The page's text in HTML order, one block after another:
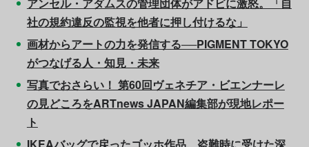
アンセル・アダムスの管理団体がアドビに激怒。「自
社の規約違反の監視を他者に押し付けるな」
画材からアートの力を発信する──PIGMENT TOKYO
がつなげる人・知見・未来
写真でおさらい！ 第60回ヴェネチア・ビエンナーレ
の見どころをARTnews JAPAN編集部が現地レポー
ト